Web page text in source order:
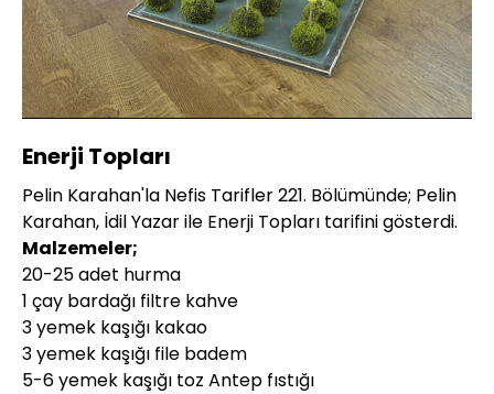
Sesi
Aç
480P
Yüklendi:
11.88%
Oynatma
Hızı
Enerji Topları
Pelin Karahan'la Nefis Tarifler 221. Bölümünde; Pelin
Karahan, İdil Yazar ile Enerji Topları tarifini gösterdi.
Malzemeler;
20-25 adet hurma
1 çay bardağı filtre kahve
3 yemek kaşığı kakao
3 yemek kaşığı file badem
5-6 yemek kaşığı toz Antep fıstığı